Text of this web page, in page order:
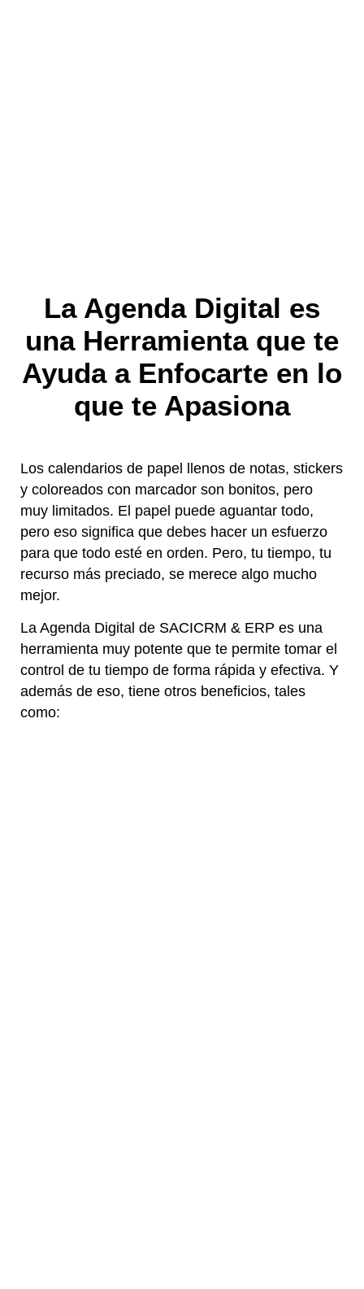
La Agenda Digital es
una Herramienta que te
Ayuda a Enfocarte en lo
que te Apasiona
Los calendarios de papel llenos de notas, stickers
y coloreados con marcador son bonitos, pero
muy limitados. El papel puede aguantar todo,
pero eso significa que debes hacer un esfuerzo
para que todo esté en orden. Pero, tu tiempo, tu
recurso más preciado, se merece algo mucho
mejor.
La Agenda Digital de SACICRM & ERP es una
herramienta muy potente que te permite tomar el
control de tu tiempo de forma rápida y efectiva. Y
además de eso, tiene otros beneficios, tales
como: